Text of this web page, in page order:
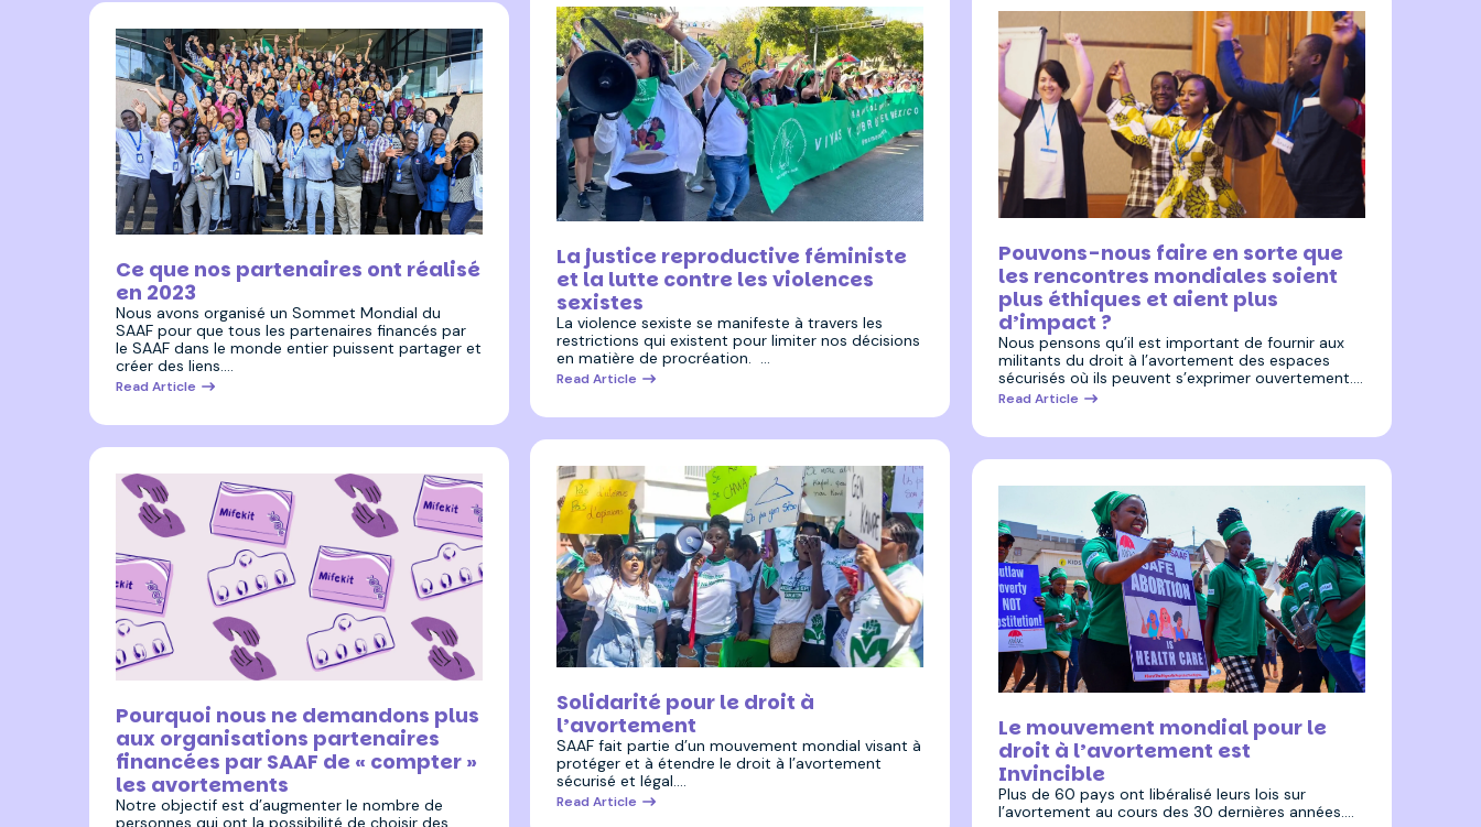
Ce que nos partenaires ont réalisé
en 2023
Nous avons organisé un Sommet Mondial du
SAAF pour que tous les partenaires financés par
le SAAF dans le monde entier puissent partager et
créer des liens.…
Read Article
La justice reproductive féministe
et la lutte contre les violences
sexistes
La violence sexiste se manifeste à travers les
restrictions qui existent pour limiter nos décisions
en matière de procréation. …
Read Article
Pouvons-nous faire en sorte que
les rencontres mondiales soient
plus éthiques et aient plus
d’impact ?
Nous pensons qu’il est important de fournir aux
militants du droit à l’avortement des espaces
sécurisés où ils peuvent s’exprimer ouvertement.…
Read Article
Pourquoi nous ne demandons plus
aux organisations partenaires
financées par SAAF de « compter »
les avortements
Notre objectif est d’augmenter le nombre de
personnes qui ont la possibilité de choisir des
Solidarité pour le droit à
l’avortement
SAAF fait partie d’un mouvement mondial visant à
protéger et à étendre le droit à l’avortement
sécurisé et légal.…
Read Article
Le mouvement mondial pour le
droit à l’avortement est
Invincible
Plus de 60 pays ont libéralisé leurs lois sur
l’avortement au cours des 30 dernières années.…